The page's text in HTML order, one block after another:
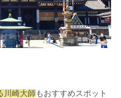
川崎大師 もおすすめスポット